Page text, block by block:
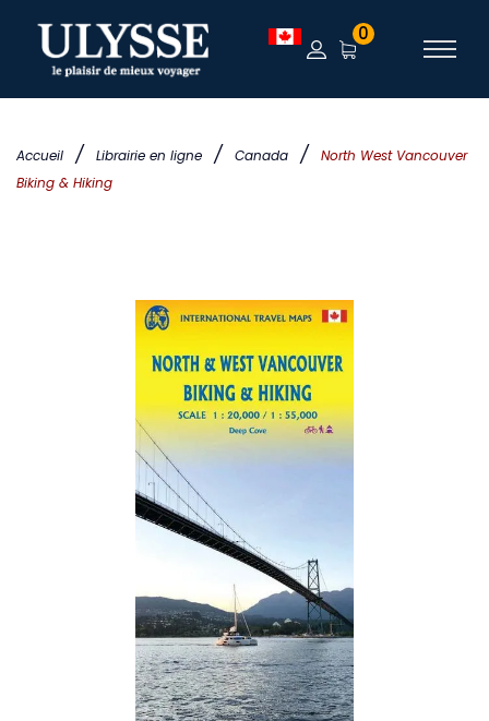
Accueil / Librairie en ligne / Canada /
North West Vancouver
Biking & Hiking
0